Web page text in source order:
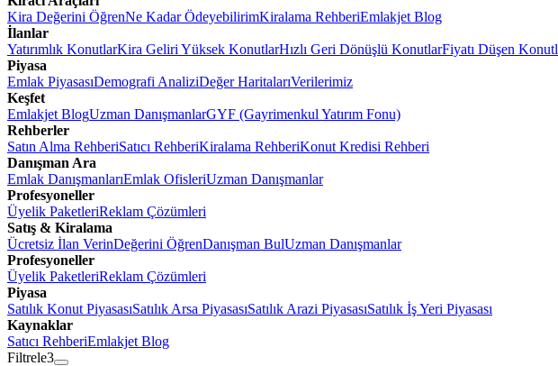
Kira Değerini ÖğrenNe Kadar ÖdeyebilirimKiralama RehberiEmlakjet Blog
İlanlar
Yatırımlık KonutlarKira Geliri Yüksek KonutlarHızlı Geri Dönüşlü KonutlarFiyatı Düşen
Piyasa
Emlak PiyasasıDemografi AnaliziDeğer HaritalarıVerilerimiz
Keşfet
Emlakjet BlogUzman DanışmanlarGYF (Gayrimenkul Yatırım Fonu)
Rehberler
Satın Alma RehberiSatıcı RehberiKiralama RehberiKonut Kredisi Rehberi
Danışman Ara
Emlak DanışmanlarıEmlak OfisleriUzman Danışmanlar
Profesyoneller
Üyelik PaketleriReklam Çözümleri
Satış & Kiralama
Ücretsiz İlan VerinDeğerini ÖğrenDanışman BulUzman Danışmanlar
Profesyoneller
Üyelik PaketleriReklam Çözümleri
Piyasa
Satılık Konut PiyasasıSatılık Arsa PiyasasıSatılık Arazi PiyasasıSatılık İş Yeri Piyasası
Kaynaklar
Satıcı RehberiEmlakjet Blog
Filtrele3